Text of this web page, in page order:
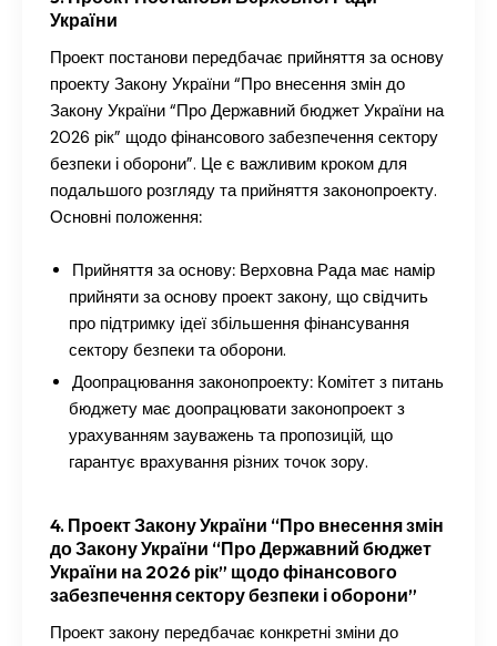
України
Проект постанови передбачає прийняття за основу
проекту Закону України “Про внесення змін до
Закону України “Про Державний бюджет України на
2026 рік” щодо фінансового забезпечення сектору
безпеки і оборони”. Це є важливим кроком для
подальшого розгляду та прийняття законопроекту.
Основні положення:
Прийняття за основу: Верховна Рада має намір
прийняти за основу проект закону, що свідчить
про підтримку ідеї збільшення фінансування
сектору безпеки та оборони.
Доопрацювання законопроекту: Комітет з питань
бюджету має доопрацювати законопроект з
урахуванням зауважень та пропозицій, що
гарантує врахування різних точок зору.
4. Проект Закону України “Про внесення змін
до Закону України “Про Державний бюджет
України на 2026 рік” щодо фінансового
забезпечення сектору безпеки і оборони”
Проект закону передбачає конкретні зміни до